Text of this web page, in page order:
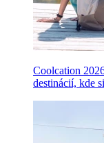
Coolcation
destinácií, kde